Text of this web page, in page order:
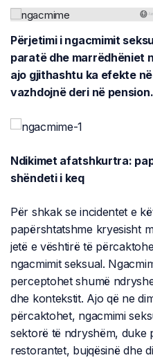
Përjetimi i ngacmimit
paratë dhe marrëdhëniet
ajo gjithashtu ka efekte
vazhdojnë deri në pension.
Ndikimet afatshkurtra:
shëndeti i keq
Për shkak se incidentet e
papërshtatshme kryesisht
jetë e vështirë të
ngacmimit seksual.
perceptohet shumë
dhe kontekstit. Ajo që ne
përcaktohet, ngacmimi
sektorë të ndryshëm, duke
restorantet, bujqësinë dhe